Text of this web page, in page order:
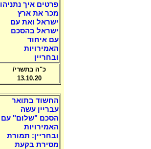
פרטים איך נתניהו
מכר את ארץ
ישראל ואת עם
ישראל בהסכם
עם איחוד
האמירויות
ובחריין
כ"ה בתשרי/
13.10.20
החשוד בתואר
עבריין עשה
הסכם "שלום" עם
האמירויות
ובחריין: תמורת
מסירת בקעת